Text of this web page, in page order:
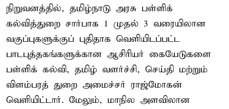
நிறுவனத்தில், தமிழ்நாடு அரசு பள்ளிக்
கல்வித்துறை சார்பாக 1 முதல் 3 வரையிலான
வகுப்புகளுக்குப் புதிதாக வெளியிடப்பட்ட
பாடபுத்தகங்களுக்கான ஆசிரியர் கையேடுகளை
பள்ளிக் கல்வி, தமிழ் வளர்ச்சி, செய்தி மற்றும்
விளம்பரத் துறை அமைச்சர் ராஜ்மோகன்
வெளியிட்டார். மேலும், மாநில அளவிலான